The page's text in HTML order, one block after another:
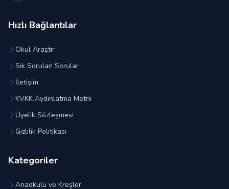
Hızlı Bağlantılar
Okul Araştır
Sık Sorulan Sorular
İletişim
KVKK Aydınlatma Metni
Üyelik Sözleşmesi
Gizlilik Politikası
Kategoriler
Anaokulu ve Kreşler